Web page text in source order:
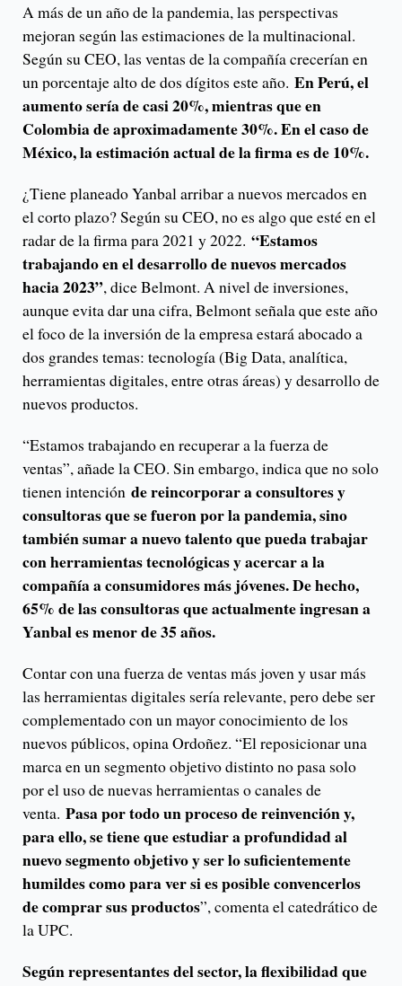
A más de un año de la pandemia, las perspectivas
mejoran según las estimaciones de la multinacional.
Según su CEO, las ventas de la compañía crecerían en
un porcentaje alto de dos dígitos este año. En Perú, el
aumento sería de casi 20%, mientras que en
Colombia de aproximadamente 30%. En el caso de
México, la estimación actual de la firma es de 10%.
¿Tiene planeado Yanbal arribar a nuevos mercados en
el corto plazo? Según su CEO, no es algo que esté en el
radar de la firma para 2021 y 2022. “Estamos
trabajando en el desarrollo de nuevos mercados
hacia 2023”, dice Belmont. A nivel de inversiones,
aunque evita dar una cifra, Belmont señala que este año
el foco de la inversión de la empresa estará abocado a
dos grandes temas: tecnología (Big Data, analítica,
herramientas digitales, entre otras áreas) y desarrollo de
nuevos productos.
“Estamos trabajando en recuperar a la fuerza de
ventas”, añade la CEO. Sin embargo, indica que no solo
tienen intención de reincorporar a consultores y
consultoras que se fueron por la pandemia, sino
también sumar a nuevo talento que pueda trabajar
con herramientas tecnológicas y acercar a la
compañía a consumidores más jóvenes. De hecho,
65% de las consultoras que actualmente ingresan a
Yanbal es menor de 35 años.
Contar con una fuerza de ventas más joven y usar más
las herramientas digitales sería relevante, pero debe ser
complementado con un mayor conocimiento de los
nuevos públicos, opina Ordoñez. “El reposicionar una
marca en un segmento objetivo distinto no pasa solo
por el uso de nuevas herramientas o canales de
venta. Pasa por todo un proceso de reinvención y,
para ello, se tiene que estudiar a profundidad al
nuevo segmento objetivo y ser lo suficientemente
humildes como para ver si es posible convencerlos
de comprar sus productos”, comenta el catedrático de
la UPC.
Según representantes del sector, la flexibilidad que